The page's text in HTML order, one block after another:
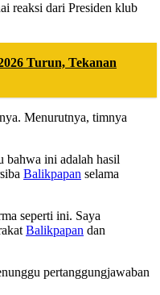
reaksi dari Presiden klub
Turun, Tekanan
Menurutnya, timnya
bahwa ini adalah hasil
Balikpapan selama
seperti ini. Saya
Balikpapan dan
pertanggungjawaban